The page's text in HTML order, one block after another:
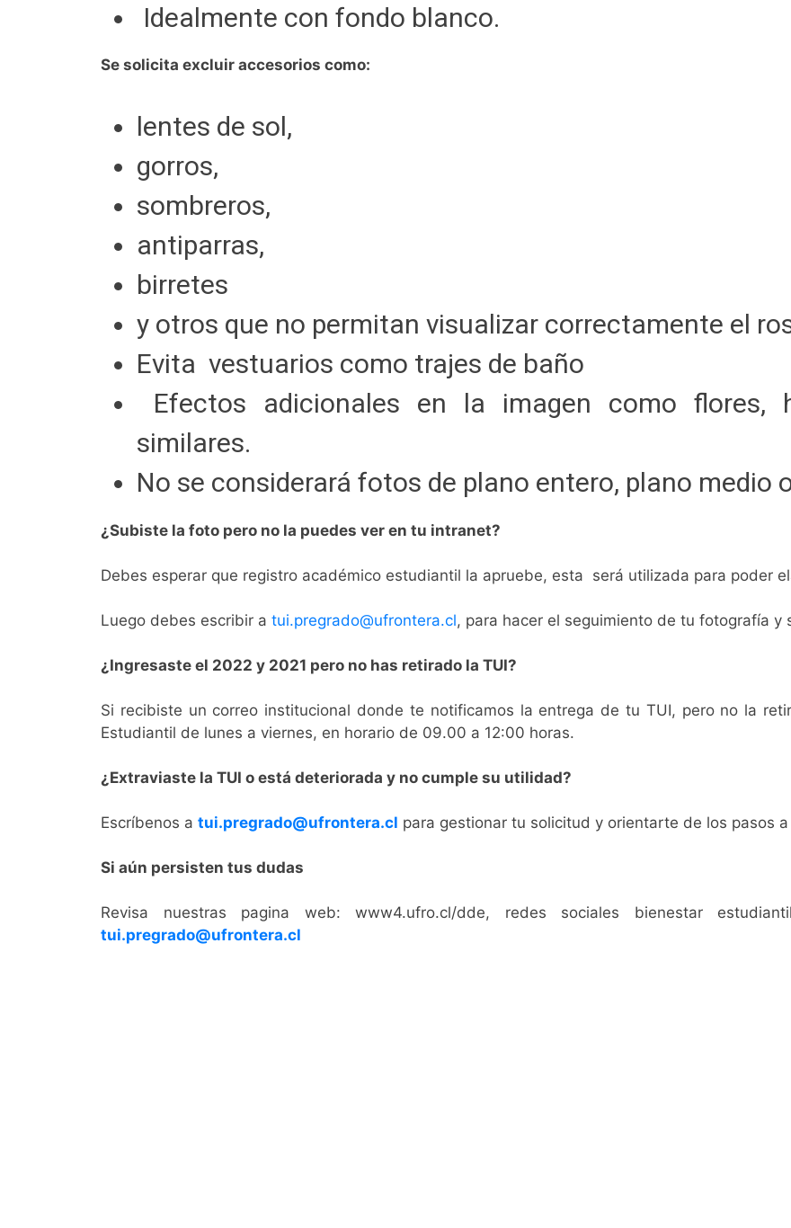
Idealmente con fondo blanco.
Se solicita excluir accesorios como:
lentes de sol,
gorros,
sombreros,
antiparras,
birretes
y otros que no permitan visualizar correctamente el
Evita vestuarios como trajes de baño
Efectos adicionales en la imagen como flores,
similares.
No se considerará fotos de plano entero, plano medio
¿Subiste la foto pero no la puedes ver en tu intranet?
Debes esperar que registro académico estudiantil la apruebe, esta será utilizada para poder
Luego debes escribir a tui.pregrado@ufrontera.cl, para hacer el seguimiento de tu fotografía y
¿Ingresaste el 2022 y 2021 pero no has retirado la TUI?
Si recibiste un correo institucional donde te notificamos la entrega de tu TUI, pero no la
Estudiantil de lunes a viernes, en horario de 09.00 a 12:00 horas.
¿Extraviaste la TUI o está deteriorada y no cumple su utilidad?
Escríbenos a tui.pregrado@ufrontera.cl para gestionar tu solicitud y orientarte de los pasos a
Si aún persisten tus dudas
Revisa nuestras pagina web: www4.ufro.cl/dde, redes sociales bienestar
tui.pregrado@ufrontera.cl